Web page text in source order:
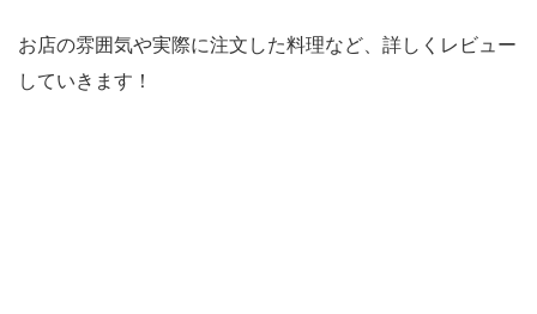
お店の雰囲気や実際に注文した料理など、詳しくレビュー
していきます！